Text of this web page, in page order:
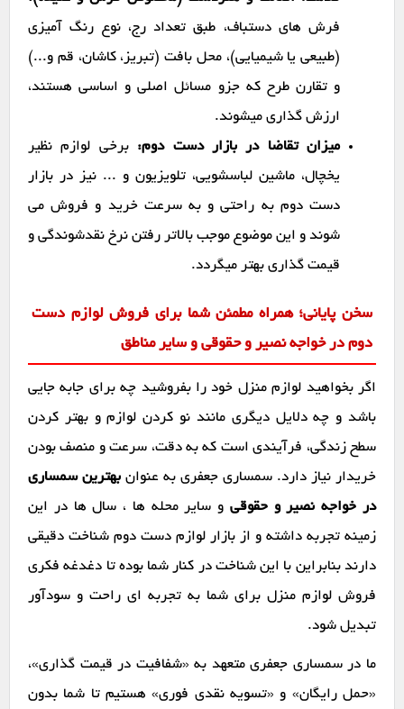
فرش های دستباف، طبق تعداد رج، نوع رنگ آمیزی
(طبیعی یا شیمیایی)، محل بافت (تبریز، کاشان، قم و...)
و تقارن طرح که جزو مسائل اصلی و اساسی هستند،
ارزش گذاری میشوند.
میزان تقاضا در بازار دست دوم: برخی لوازم نظیر
یخچال، ماشین لباسشویی، تلویزیون و ... نیز در بازار
دست دوم به راحتی و به سرعت خرید و فروش می
شوند و این موضوع موجب بالاتر رفتن نرخ نقدشوندگی و
قیمت گذاری بهتر میگردد.
سخن پایانی؛ همراه مطمئن شما برای فروش لوازم دست
دوم در خواجه نصیر و حقوقی و سایر مناطق
اگر بخواهید لوازم منزل خود را بفروشید چه برای جابه جایی
باشد و چه دلایل دیگری مانند نو کردن لوازم و بهتر کردن
سطح زندگی، فرآیندی است که به دقت، سرعت و منصف بودن
خریدار نیاز دارد. سمساری جعفری به عنوان بهترین سمساری
در خواجه نصیر و حقوقی و سایر محله ها ، سال ها در این
زمینه تجربه داشته و از بازار لوازم دست دوم شناخت دقیقی
دارند بنابراین با این شناخت در کنار شما بوده تا دغدغه فکری
فروش لوازم منزل برای شما به تجربه ای راحت و سودآور
تبدیل شود.
ما در سمساری جعفری متعهد به «شفافیت در قیمت گذاری»،
«حمل رایگان» و «تسویه نقدی فوری» هستیم تا شما بدون